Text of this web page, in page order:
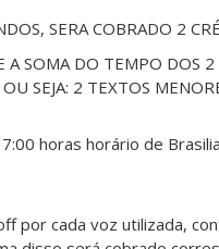
SERA COBRADO 2
SOMA DO TEMPO DOS
SEJA: 2 TEXTOS
horas horário de
por cada voz utilizada,